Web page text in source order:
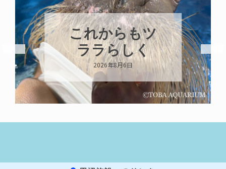
もツ
く
ハロー’s
Birthday!!!
2026年8月6日